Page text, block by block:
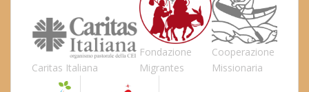
Caritas Italiana
Fondazione
Migrantes
Cooperazione
Missionaria